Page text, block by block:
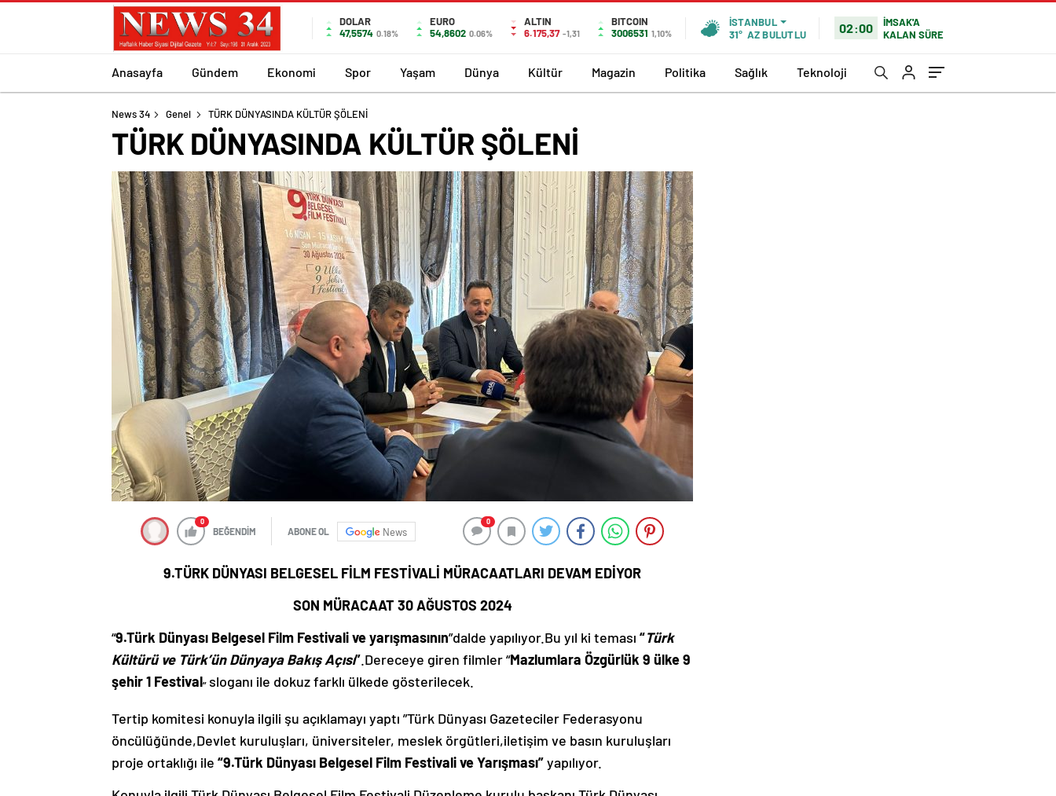
DOLAR
47,5574 0.18%
EURO
54,8602 0.06%
ALTIN
6.175,37 -1,31
BITCOIN
3006531 1,10%
İSTANBUL
31° AZ BULUTLU 02:00
İMSAK'A
KALAN SÜRE
Anasayfa Gündem Ekonomi Spor Yaşam Dünya Kültür Magazin Politika Sağlık Teknoloji
News 34 Genel TÜRK DÜNYASINDA KÜLTÜR ŞÖLENİ
TÜRK DÜNYASINDA KÜLTÜR ŞÖLENİ
0
BEĞENDİM ABONE OL News
0
9.TÜRK DÜNYASI BELGESEL FİLM FESTİVALİ MÜRACAATLARI DEVAM EDİYOR
SON MÜRACAAT 30 AĞUSTOS 2024
“9.Türk Dünyası Belgesel Film Festivali ve yarışmasının”dalde yapılıyor.Bu yıl ki teması “Türk
Kültürü ve Türk’ün Dünyaya Bakış Açısı”.Dereceye giren filmler “Mazlumlara Özgürlük 9 ülke 9
şehir 1 Festival” sloganı ile dokuz farklı ülkede gösterilecek.
Tertip komitesi konuyla ilgili şu açıklamayı yaptı ”Türk Dünyası Gazeteciler Federasyonu
öncülüğünde,Devlet kuruluşları, üniversiteler, meslek örgütleri,iletişim ve basın kuruluşları
proje ortaklığı ile “9.Türk Dünyası Belgesel Film Festivali ve Yarışması”yapılıyor.